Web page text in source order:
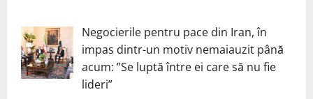
Negocierile pentru pace din Iran, în
impas dintr-un motiv nemaiauzit până
acum: ”Se luptă între ei care să nu fie
lideri”